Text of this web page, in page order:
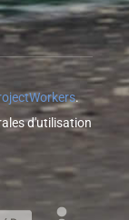
.
d'utilisation